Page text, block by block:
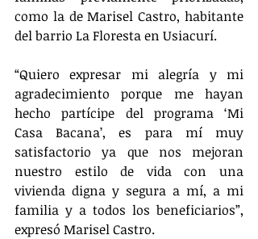
como la de Marisel Castro, habitante
del barrio La Floresta en Usiacurí.
“Quiero expresar mi alegría y mi
agradecimiento porque me hayan
hecho partícipe del programa ‘Mi
Casa Bacana’, es para mí muy
satisfactorio ya que nos mejoran
nuestro estilo de vida con una
vivienda digna y segura a mí, a mi
familia y a todos los beneficiarios”,
expresó Marisel Castro.